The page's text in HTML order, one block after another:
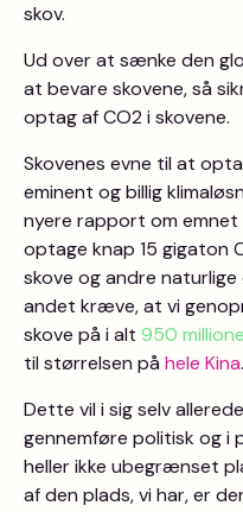
skov.
Ud over at sænke den
at bevare skovene, så
optag af CO2 i skovene.
Skovenes evne til at
eminent og billig
nyere rapport om
optage knap 15 gigaton
skove og andre
andet kræve, at vi
skove på i alt 950
til størrelsen på hele Kina.
Dette vil i sig selv
gennemføre politisk og i
heller ikke ubegrænset
af den plads, vi har, er